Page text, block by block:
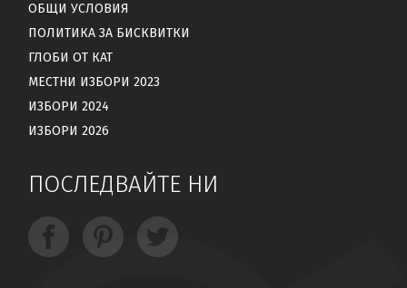
ОБЩИ УСЛОВИЯ
ПОЛИТИКА ЗА БИСКВИТКИ
ГЛОБИ ОТ КАТ
МЕСТНИ ИЗБОРИ 2023
ИЗБОРИ 2024
ИЗБОРИ 2026
ПОСЛЕДВАЙТЕ НИ